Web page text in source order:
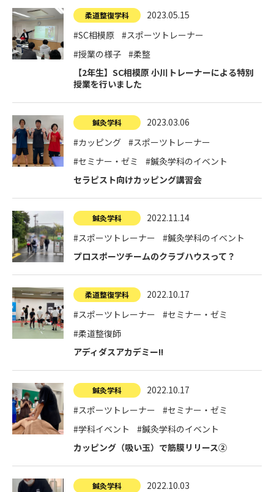
ブログ
コラム
お問い合わせ
インターネット出願
その他
個人情報の取り扱いについて
1号館総合受付：〒194-0022 東京都町田市森野1-7-8
柔道整復学科
2023.05.15
#SC相模原 #スポーツトレーナー
#授業の様子 #柔整
【2年生】SC相模原 小川トレーナーによる特別
授業を行いました
鍼灸学科
2023.03.06
#カッピング #スポーツトレーナー
#セミナー・ゼミ
#鍼灸学科のイベント
セラピスト向けカッピング講習会
鍼灸学科
2022.11.14
#スポーツトレーナー
#鍼灸学科のイベント
プロスポーツチームのクラブハウスって？
柔道整復学科
2022.10.17
#スポーツトレーナー
#セミナー・ゼミ
#柔道整復師
アディダスアカデミー!!
鍼灸学科
2022.10.17
#スポーツトレーナー
#セミナー・ゼミ
#学科イベント
#鍼灸学科のイベント
カッピング（吸い玉）で筋膜リリース②
鍼灸学科
2022.10.03